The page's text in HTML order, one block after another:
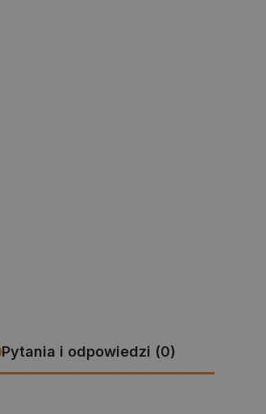
Pytania i odpowiedzi (0)